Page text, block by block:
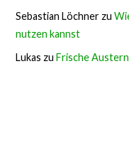
Sebastian Löchner zu
nutzen kannst
Lukas zuFrische